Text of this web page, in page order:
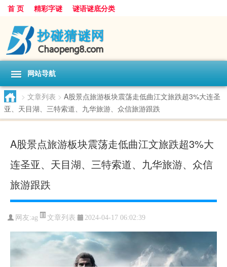
首 页 精彩字谜 谜语谜底分类
网站导航
> 文章列表 > A股景点旅游板块震荡走低曲江文旅跌超3%大连圣
亚、天目湖、三特索道、九华旅游、众信旅游跟跌
A股景点旅游板块震荡走低曲江文旅跌超3%大
连圣亚、天目湖、三特索道、九华旅游、众信
旅游跟跌
网友:ag 文章列表 2024-04-17 06:02:39